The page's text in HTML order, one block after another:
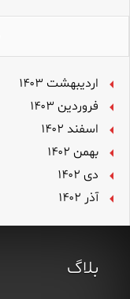
اردیبهشت ۱۴۰۳
فروردین ۱۴۰۳
اسفند ۱۴۰۲
بهمن ۱۴۰۲
دی ۱۴۰۲
آذر ۱۴۰۲
بلاگ